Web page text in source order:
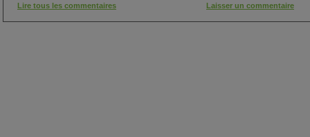
Lire tous les commentaires Laisser un commentaire